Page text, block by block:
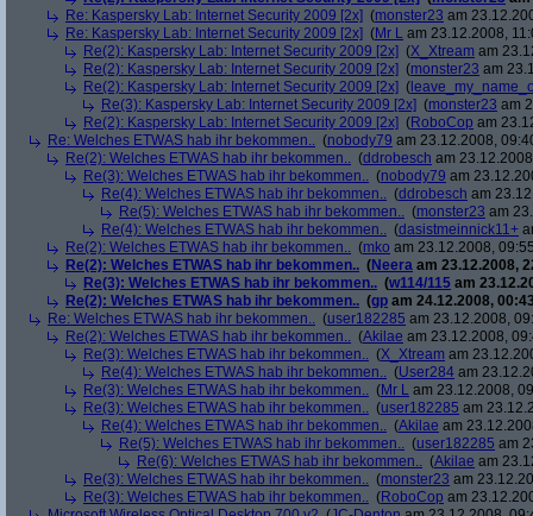
Re: Kaspersky Lab: Internet Security 2009 [2x] (monster23 am
Re: Kaspersky Lab: Internet Security 2009 [2x] (Mr L am 23.12.2008,
Re(2): Kaspersky Lab: Internet Security 2009 [2x] (X_Xtream am
Re(2): Kaspersky Lab: Internet Security 2009 [2x] (monster23 am
Re(2): Kaspersky Lab: Internet Security 2009 [2x] (
Re(3): Kaspersky Lab: Internet Security 2009 [2x] (monster23 am
Re(2): Kaspersky Lab: Internet Security 2009 [2x] (RoboCop am
Re: Welches ETWAS hab ihr bekommen.. (nobody79 am 23.12.2008,
Re(2): Welches ETWAS hab ihr bekommen.. (ddrobesch am
Re(3): Welches ETWAS hab ihr bekommen.. (nobody79 am
Re(4): Welches ETWAS hab ihr bekommen.. (ddrobesch am
Re(5): Welches ETWAS hab ihr bekommen.. (monster23 am
Re(4): Welches ETWAS hab ihr bekommen.. (dasistmeinnick11+
Re(2): Welches ETWAS hab ihr bekommen.. (mko am 23.12.2008,
Re(2): Welches ETWAS hab ihr bekommen.. (Neera am 23.12.2008,
Re(3): Welches ETWAS hab ihr bekommen.. (w114/115 am
Re(2): Welches ETWAS hab ihr bekommen.. (gp am 24.12.2008,
Re: Welches ETWAS hab ihr bekommen.. (user182285 am 23.12.2008,
Re(2): Welches ETWAS hab ihr bekommen.. (Akilae am 23.12.2008,
Re(3): Welches ETWAS hab ihr bekommen.. (X_Xtream am
Re(4): Welches ETWAS hab ihr bekommen.. (User284 am
Re(3): Welches ETWAS hab ihr bekommen.. (Mr L am 23.12.2008,
Re(3): Welches ETWAS hab ihr bekommen.. (user182285 am
Re(4): Welches ETWAS hab ihr bekommen.. (Akilae am
Re(5): Welches ETWAS hab ihr bekommen.. (user182285 am
Re(6): Welches ETWAS hab ihr bekommen.. (Akilae am
Re(3): Welches ETWAS hab ihr bekommen.. (monster23 am
Re(3): Welches ETWAS hab ihr bekommen.. (RoboCop am